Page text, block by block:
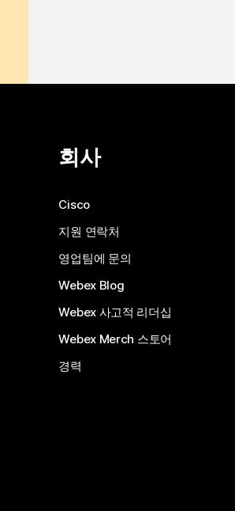
회사
Cisco
지원 연락처
영업팀에 문의
Webex Blog
Webex 사고적 리더십
Webex Merch 스토어
경력